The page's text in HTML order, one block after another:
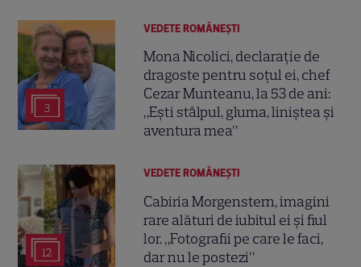
3
VEDETE ROMÂNEŞTI
Mona Nicolici, declarație de
dragoste pentru soțul ei, chef
Cezar Munteanu, la 53 de ani:
„Ești stâlpul, gluma, liniștea și
aventura mea”
12
VEDETE ROMÂNEŞTI
Cabiria Morgenstern, imagini
rare alături de iubitul ei și fiul
lor. „Fotografii pe care le faci,
dar nu le postezi”